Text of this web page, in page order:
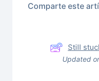
Comparte este
Still
Updated